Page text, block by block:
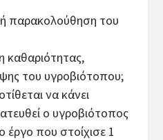
παρακολούθηση του
καθαριότητας,
του υγροβιότοπου;
να κάνει
ο υγροβιότοπος
έργο που στοίχισε 1